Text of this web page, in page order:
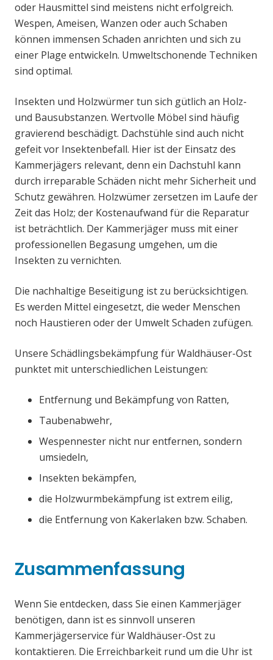
oder Hausmittel sind meistens nicht erfolgreich.
Wespen, Ameisen, Wanzen oder auch Schaben
können immensen Schaden anrichten und sich zu
einer Plage entwickeln. Umweltschonende Techniken
sind optimal.
Insekten und Holzwürmer tun sich gütlich an Holz-
und Bausubstanzen. Wertvolle Möbel sind häufig
gravierend beschädigt. Dachstühle sind auch nicht
gefeit vor Insektenbefall. Hier ist der Einsatz des
Kammerjägers relevant, denn ein Dachstuhl kann
durch irreparable Schäden nicht mehr Sicherheit und
Schutz gewähren. Holzwümer zersetzen im Laufe der
Zeit das Holz; der Kostenaufwand für die Reparatur
ist beträchtlich. Der Kammerjäger muss mit einer
professionellen Begasung umgehen, um die
Insekten zu vernichten.
Die nachhaltige Beseitigung ist zu berücksichtigen.
Es werden Mittel eingesetzt, die weder Menschen
noch Haustieren oder der Umwelt Schaden zufügen.
Unsere Schädlingsbekämpfung für Waldhäuser-Ost
punktet mit unterschiedlichen Leistungen:
Entfernung und Bekämpfung von Ratten,
Taubenabwehr,
Wespennester nicht nur entfernen, sondern
umsiedeln,
Insekten bekämpfen,
die Holzwurmbekämpfung ist extrem eilig,
die Entfernung von Kakerlaken bzw. Schaben.
Zusammenfassung
Wenn Sie entdecken, dass Sie einen Kammerjäger
benötigen, dann ist es sinnvoll unseren
Kammerjägerservice für Waldhäuser-Ost zu
kontaktieren. Die Erreichbarkeit rund um die Uhr ist